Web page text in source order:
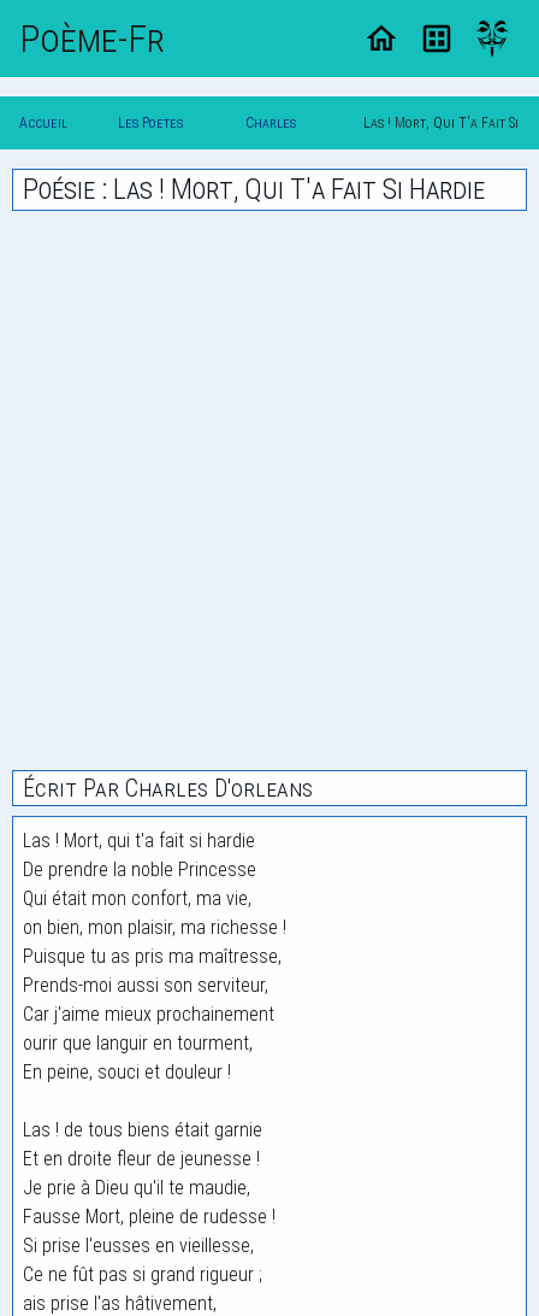
Poème-Fr
Accueil
Poesie
Les Poetes
Classique
Charles
D'orleans
Las ! Mort, Qui T'a Fait Si
Hardie
Poésie : Las ! Mort, Qui T'a Fait Si Hardie
Écrit Par Charles D'orleans
Las ! Mort, qui t'a fait si hardie
De prendre la noble Princesse
Qui était mon confort, ma vie,
on bien, mon plaisir, ma richesse !
Puisque tu as pris ma maîtresse,
Prends-moi aussi son serviteur,
Car j'aime mieux prochainement
ourir que languir en tourment,
En peine, souci et douleur !
Las ! de tous biens était garnie
Et en droite fleur de jeunesse !
Je prie à Dieu qu'il te maudie,
Fausse Mort, pleine de rudesse !
Si prise l'eusses en vieillesse,
Ce ne fût pas si grand rigueur ;
ais prise l'as hâtivement,